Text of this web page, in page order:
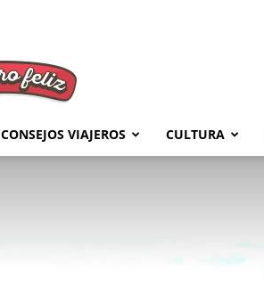
Feliz
CONSEJOS VIAJEROS CULTURA